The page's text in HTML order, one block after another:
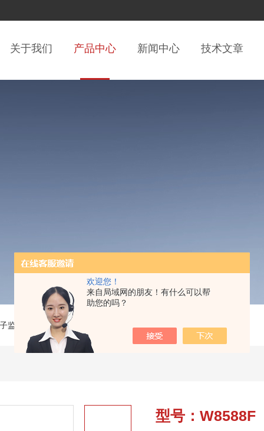
欢迎您！
来自局域网的朋友！有什么可以帮
助您的吗？
关于我们 产品中心 新闻中心 技术文章
监测仪 W8588F氟离子监测仪
型号：W8588F